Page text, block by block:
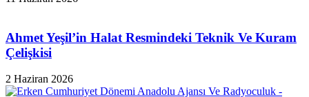
Ahmet Yeşil’in Halat Resmindeki Teknik Ve Kuram
Çelişkisi
2 Haziran 2026